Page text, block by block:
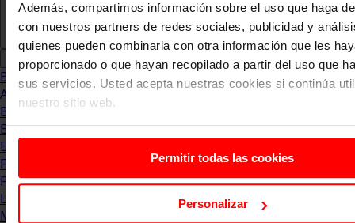
Además, compartimos información sobre el uso que haga
con nuestros partners de redes sociales, publicidad y
quienes pueden combinarla con otra información que les
proporcionado o que hayan recopilado a partir del uso que
sus servicios. Usted acepta nuestras cookies si continúa
nuestro sitio web.
Permitir todas las cookies
Personalizar
Blog
Abogacia
Business
Empleo & Emprendimiento
Empresas
Finanzas
Formación & Estudios
Luxury
Management